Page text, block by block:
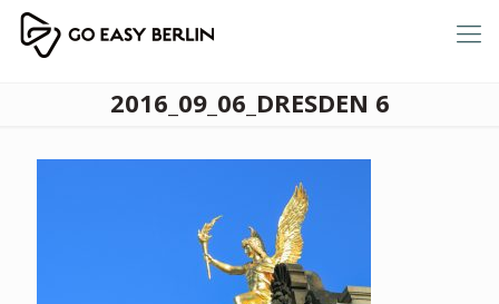
2016_09_06_DRESDEN 6